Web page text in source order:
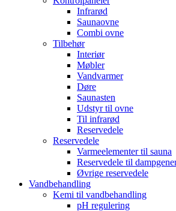
Infrarød
Saunaovne
Combi ovne
Tilbehør
Interiør
Møbler
Vandvarmer
Døre
Saunasten
Udstyr til ovne
Til infrarød
Reservedele
Reservedele
Varmeelementer til sauna
Reservedele til
Øvrige reservedele
Vandbehandling
Kemi til vandbehandling
pH regulering